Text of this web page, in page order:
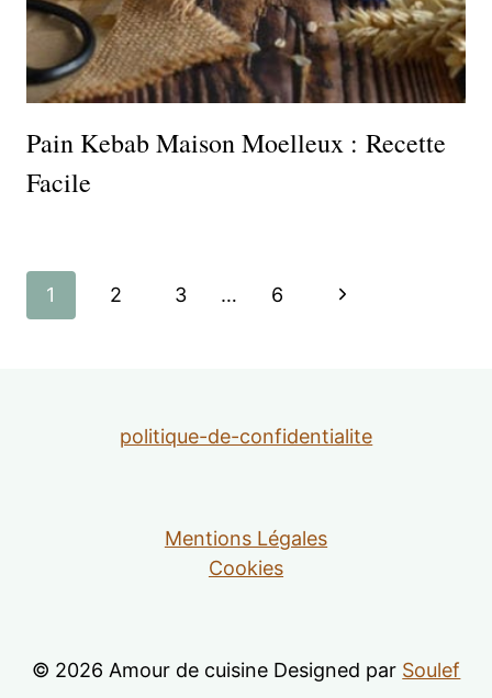
Pain Kebab Maison Moelleux : Recette
Facile
Navigation
1 2 3 … 6
Page
politique-de-confidentialite
Mentions Légales
Cookies
© 2026 Amour de cuisine Designed par Soulef